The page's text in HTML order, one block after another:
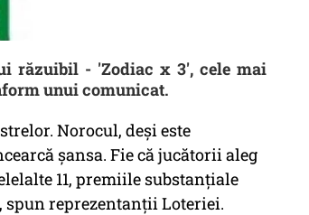
răzuibil - 'Zodiac x 3', cele mai
unui comunicat.
Norocul, deşi este
şansa. Fie că jucătorii aleg
11, premiile substanţiale
spun reprezentanţii Loteriei.